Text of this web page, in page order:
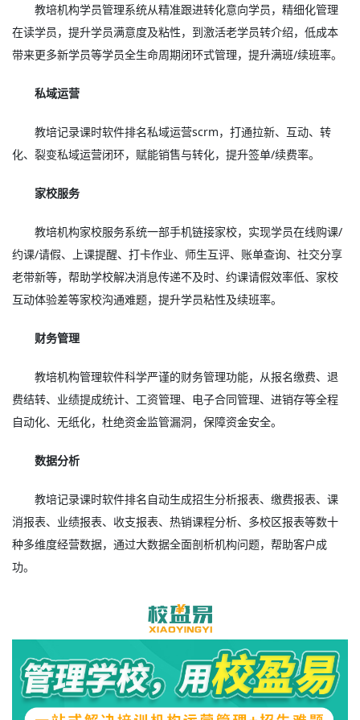
教培机构学员管理系统从精准跟进转化意向学员，精细化管理
在读学员，提升学员满意度及粘性，到激活老学员转介绍，低成本
带来更多新学员等学员全生命周期闭环式管理，提升满班/续班率。
私域运营
教培记录课时软件排名私域运营scrm，打通拉新、互动、转
化、裂变私域运营闭环，赋能销售与转化，提升签单/续费率。
家校服务
教培机构家校服务系统一部手机链接家校，实现学员在线购课/
约课/请假、上课提醒、打卡作业、师生互评、账单查询、社交分享
老带新等，帮助学校解决消息传递不及时、约课请假效率低、家校
互动体验差等家校沟通难题，提升学员粘性及续班率。
财务管理
教培机构管理软件科学严谨的财务管理功能，从报名缴费、退
费结转、业绩提成统计、工资管理、电子合同管理、进销存等全程
自动化、无纸化，杜绝资金监管漏洞，保障资金安全。
数据分析
教培记录课时软件排名自动生成招生分析报表、缴费报表、课
消报表、业绩报表、收支报表、热销课程分析、多校区报表等数十
种多维度经营数据，通过大数据全面剖析机构问题，帮助客户成
功。